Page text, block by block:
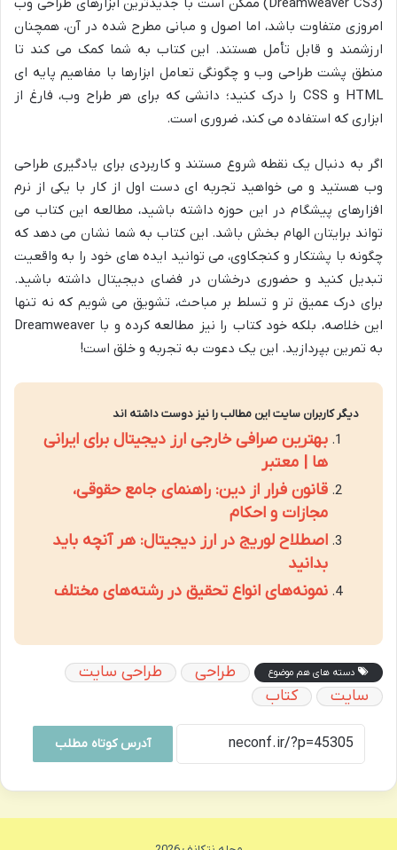
(Dreamweaver CS3) ممکن است با جدیدترین ابزارهای طراحی وب
امروزی متفاوت باشد، اما اصول و مبانی مطرح شده در آن، همچنان
ارزشمند و قابل تأمل هستند. این کتاب به شما کمک می کند تا
منطق پشت طراحی وب و چگونگی تعامل ابزارها با مفاهیم پایه ای
HTML و CSS را درک کنید؛ دانشی که برای هر طراح وب، فارغ از
ابزاری که استفاده می کند، ضروری است.
اگر به دنبال یک نقطه شروع مستند و کاربردی برای یادگیری طراحی
وب هستید و می خواهید تجربه ای دست اول از کار با یکی از نرم
افزارهای پیشگام در این حوزه داشته باشید، مطالعه این کتاب می
تواند برایتان الهام بخش باشد. این کتاب به شما نشان می دهد که
چگونه با پشتکار و کنجکاوی، می توانید ایده های خود را به واقعیت
تبدیل کنید و حضوری درخشان در فضای دیجیتال داشته باشید.
برای درک عمیق تر و تسلط بر مباحث، تشویق می شویم که نه تنها
این خلاصه، بلکه خود کتاب را نیز مطالعه کرده و با Dreamweaver
به تمرین بپردازید. این یک دعوت به تجربه و خلق است!
دیگر کاربران سایت این مطالب را نیز دوست داشته اند
بهترین صرافی خارجی ارز دیجیتال برای ایرانی
ها | معتبر
قانون فرار از دین: راهنمای جامع حقوقی،
مجازات و احکام
اصطلاح لوریج در ارز دیجیتال: هر آنچه باید
بدانید
نمونه‌های انواع تحقیق در رشته‌های مختلف
دسته های هم موضوع طراحی
طراحی سایت
سایت
کتاب
آدرس کوتاه مطلب